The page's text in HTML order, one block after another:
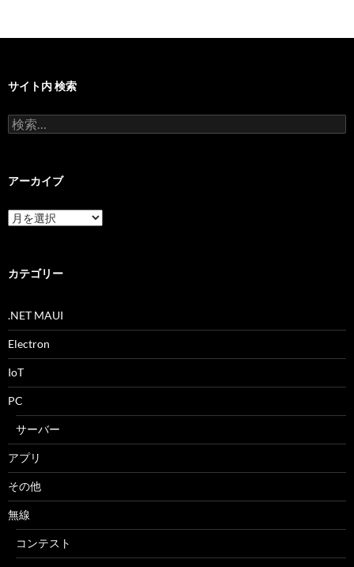
サイト内 検索
検
索:
アーカイブ
ア
ー
ブ
カテゴリー
.NET MAUI
Electron
IoT
PC
サーバー
アプリ
その他
無線
コンテスト